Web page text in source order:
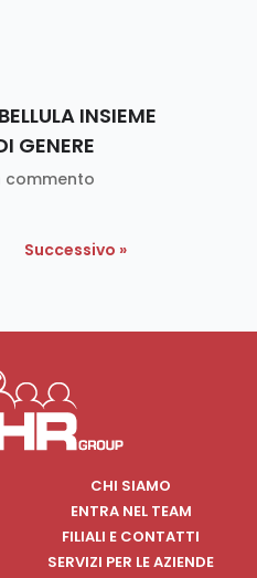
INSIEME
GENERE
commento
Successivo »
CHI SIAMO
ENTRA NEL TEAM
FILIALI E CONTATTI
SERVIZI PER LE AZIENDE